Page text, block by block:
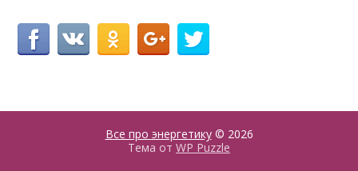
Все про энергетику© 2026
Тема от WP Puzzle